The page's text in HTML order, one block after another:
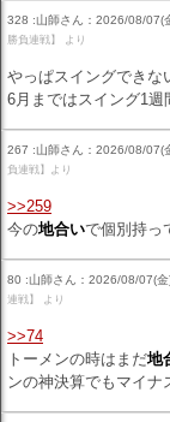
328 :山師さん：2026/08/07(
勝負連戦】 より
やっぱスイングできな
6月まではスイング1週
267 :山師さん：2026/08/07(
負連戦】より
>>259
今の地合いで個別持っ
80 :山師さん：2026/08/07(金
連戦】 より
>>74
トーメンの時はまだ地
ンの神決算でもマイナ